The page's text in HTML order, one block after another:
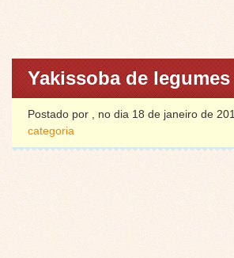
Yakissoba de legumes
Postado por , no dia 18 de janeiro de
categoria